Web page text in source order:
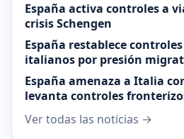
España activa controles a
crisis Schengen
España restablece
italianos por presión
España amenaza a Italia
levanta controles
Ver todas las noticias →